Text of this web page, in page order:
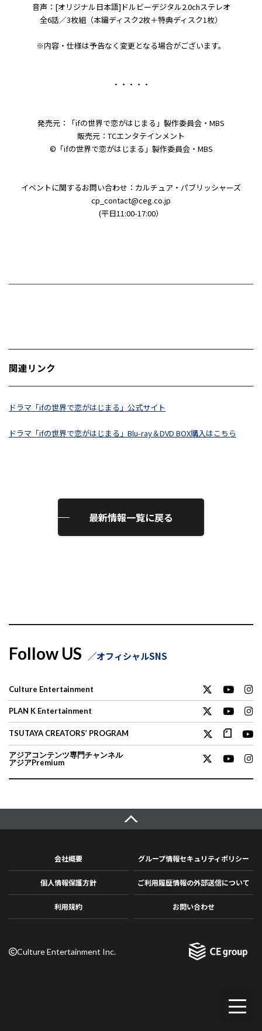
音声：[オリジナル日本語]ドルビーデジタル2.0chステレオ
全6話／3枚組（本編ディスク2枚＋特典ディスク1枚）
※内容・仕様は予告なく変更となる場合がございます。
・・・・・
発売元：「ifの世界で恋がはじまる」製作委員会・MBS
販売元：TCエンタテインメント
©「ifの世界で恋がはじまる」製作委員会・MBS
イベントに関するお問い合わせ：カルチュア・パブリッシャーズ
cp_contact@ceg.co.jp
(平日11:00-17:00）
関連リンク
ドラマ「ifの世界で恋がはじまる」公式サイト
ドラマ「ifの世界で恋がはじまる」Blu-ray＆DVD BOX購入はこちら
最新情報一覧に戻る
Follow US オフィシャルSNS
Culture Entertainment
PLAN K Entertainment
TSUTAYA CREATORS’ PROGRAM
アジアコンテンツ専門チャンネル
アジアPremium
会社概要 グループ情報セキュリティポリシー
個人情報保護方針 ご利用履歴情報の外部送信について
利用規約 お問い合わせ
Culture Entertainment Inc.